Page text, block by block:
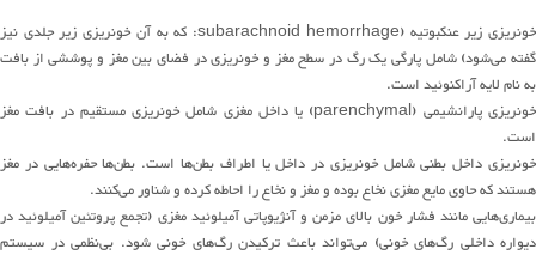
خونریزی زیر عنکبوتیه (subarachnoid hemorrhage:
که به آن خونریزی زیر جلدی نیز
گفتهمیشود)شامل پارگی یک رگ در سطح مغز و خونریزی در فضای بین مغز و پوششی از بافت
به نام لایه آراکنوئید است.
خونریزی پارانشیمی (parenchymal)
یا داخل مغزی شامل خونریزی مستقیم در بافت مغز
است.
خونریزی داخل بطنی شامل خونریزی در داخل یا اطرافبطنها است. بطن‌ها حفرههایی در مغز
هستند که حاوی مایع مغزی نخاع بوده و مغز و نخاع را احاطه کرده وشناورمی‌کنند.
بیماری‌هاییمانند فشار خون بالای مزمنو آنژیوپاتی آمیلوئید مغزی (تجمع پروتئین آمیلوئید در
دیواره داخلی رگهای خونی) میتواند باعث ترکیدنرگهای خونی شود. بینظمی در سیستم